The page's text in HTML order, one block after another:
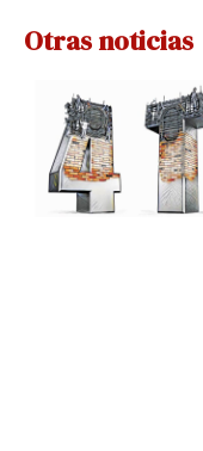
Otras noticias